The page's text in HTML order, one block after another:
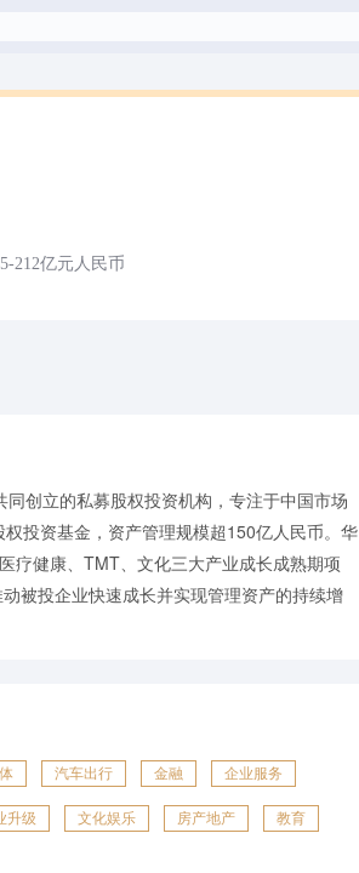
212亿元人民币
创立的私募股权投资机构，专注于中国市场
投资基金，资产管理规模超150亿人民币。华
疗健康、TMT、文化三大产业成长成熟期项
被投企业快速成长并实现管理资产的持续增
汽车出行 金融 企业服务
升级 文化娱乐 房产地产 教育